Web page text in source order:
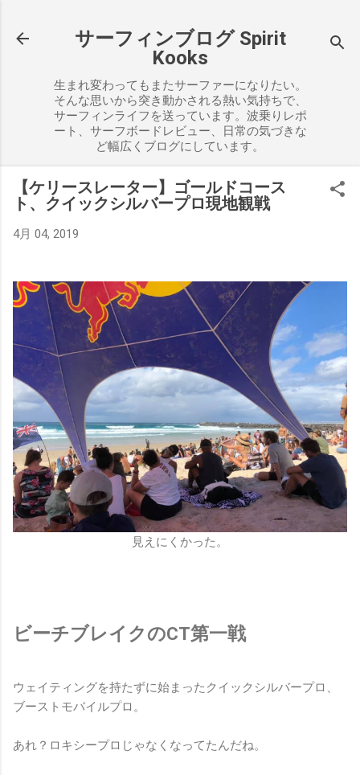
サーフィンブログ Spirit
Kooks
生まれ変わってもまたサーファーになりたい。
そんな思いから突き動かされる熱い気持ちで、
サーフィンライフを送っています。波乗りレポ
ート、サーフボードレビュー、日常の気づきな
ど幅広くブログにしています。
【ケリースレーター】ゴールドコース
ト、クイックシルバープロ現地観戦
4月 04, 2019
見えにくかった。
ビーチブレイクのCT第一戦
ウェイティングを持たずに始まったクイックシルバープロ、
ブーストモバイルプロ。
あれ？ロキシープロじゃなくなってたんだね。